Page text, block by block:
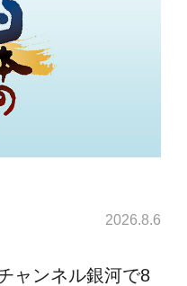
2026.8.6
ャンネル銀河で8